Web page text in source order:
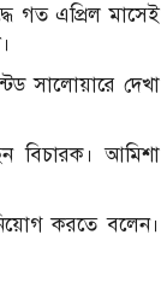
গত এপ্রিল মাসেই
সালোয়ারে দেখা
বিচারক। আমিশা
করতে বলেন।